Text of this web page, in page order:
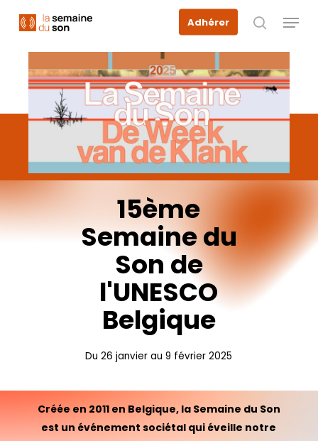
Adhérer
recherche
Menu
15ème
Semainedu
Son de
l'UNESCO
Belgique
Du 26 janvier au 9 février 2025
Créée en 2011 en Belgique, la Semaine du Son
est un événement sociétal qui éveille notre